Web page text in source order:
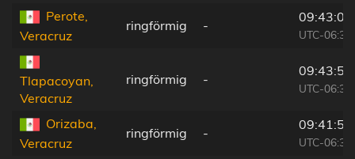
Perote,
Veracruz
ringförmig -
09:43:01
UTC-06:36
Tlapacoyan,
Veracruz
ringförmig -
09:43:51
UTC-06:36
Orizaba,
Veracruz
ringförmig -
09:41:59
UTC-06:36